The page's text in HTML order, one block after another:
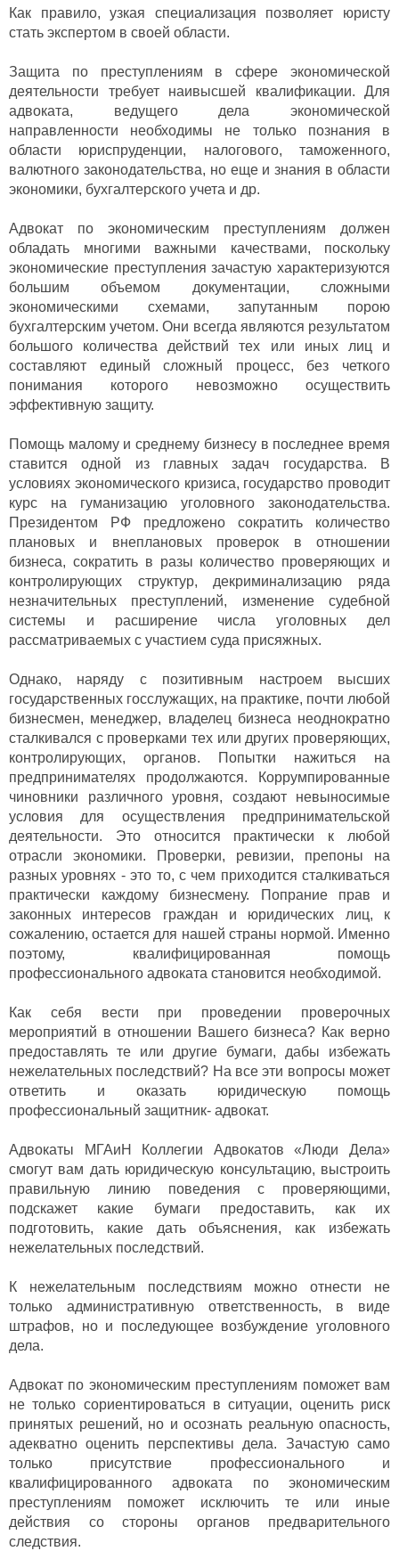
Как правило, узкая специализация позволяет юристу
стать экспертом в своей области.
Защита по преступлениям в сфере экономической
деятельности требует наивысшей квалификации. Для
адвоката, ведущего дела экономической
направленности необходимы не только познания в
области юриспруденции, налогового, таможенного,
валютного законодательства, но еще и знания в области
экономики, бухгалтерского учета и др.
Адвокат по экономическим преступлениям должен
обладать многими важными качествами, поскольку
экономические преступления зачастую характеризуются
большим объемом документации, сложными
экономическими схемами, запутанным порою
бухгалтерским учетом. Они всегда являются результатом
большого количества действий тех или иных лиц и
составляют единый сложный процесс, без четкого
понимания которого невозможно осуществить
эффективную защиту.
Помощь малому и среднему бизнесу в последнее время
ставится одной из главных задач государства. В
условиях экономического кризиса, государство проводит
курс на гуманизацию уголовного законодательства.
Президентом РФ предложено сократить количество
плановых и внеплановых проверок в отношении
бизнеса, сократить в разы количество проверяющих и
контролирующих структур, декриминализацию ряда
незначительных преступлений, изменение судебной
системы и расширение числа уголовных дел
рассматриваемых с участием суда присяжных.
Однако, наряду с позитивным настроем высших
государственных госслужащих, на практике, почти любой
бизнесмен, менеджер, владелец бизнеса неоднократно
сталкивался с проверками тех или других проверяющих,
контролирующих, органов. Попытки нажиться на
предпринимателях продолжаются. Коррумпированные
чиновники различного уровня, создают невыносимые
условия для осуществления предпринимательской
деятельности. Это относится практически к любой
отрасли экономики. Проверки, ревизии, препоны на
разных уровнях - это то, с чем приходится сталкиваться
практически каждому бизнесмену. Попрание прав и
законных интересов граждан и юридических лиц, к
сожалению, остается для нашей страны нормой. Именно
поэтому, квалифицированная помощь
профессионального адвоката становится необходимой.
Как себя вести при проведении проверочных
мероприятий в отношении Вашего бизнеса? Как верно
предоставлять те или другие бумаги, дабы избежать
нежелательных последствий? На все эти вопросы может
ответить и оказать юридическую помощь
профессиональный защитник- адвокат.
Адвокаты МГАиН Коллегии Адвокатов «Люди Дела»
смогут вам дать юридическую консультацию, выстроить
правильную линию поведения с проверяющими,
подскажет какие бумаги предоставить, как их
подготовить, какие дать объяснения, как избежать
нежелательных последствий.
К нежелательным последствиям можно отнести не
только административную ответственность, в виде
штрафов, но и последующее возбуждение уголовного
дела.
Адвокат по экономическим преступлениям поможет вам
не только сориентироваться в ситуации, оценить риск
принятых решений, но и осознать реальную опасность,
адекватно оценить перспективы дела. Зачастую само
только присутствие профессионального и
квалифицированного адвоката по экономическим
преступлениям поможет исключить те или иные
действия со стороны органов предварительного
следствия.